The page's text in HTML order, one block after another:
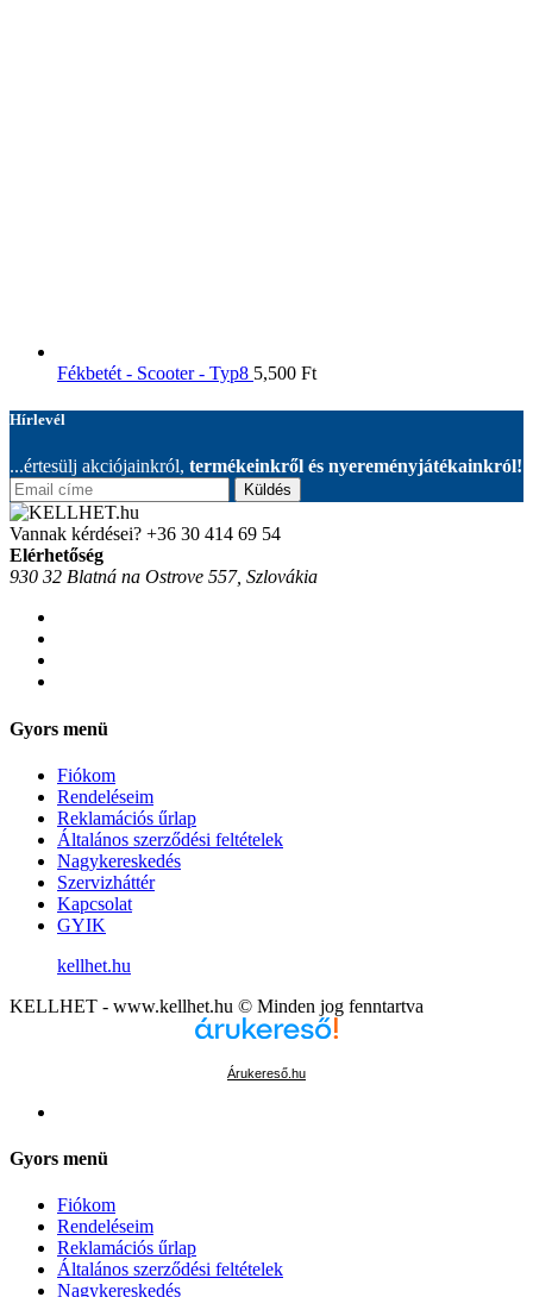
Fékbetét - Scooter - Typ8 5,500 Ft
Hírlevél
...értesülj akciójainkról, termékeinkről és nyereményjátékainkról!
Küldés
Vannak kérdései? +36 30 414 69 54
Elérhetőség
930 32 Blatná na Ostrove 557, Szlovákia
Gyors menü
Fiókom
Rendeléseim
Reklamációs űrlap
Általános szerződési feltételek
Nagykereskedés
Szervizháttér
Kapcsolat
GYIK
kellhet.hu
KELLHET - www.kellhet.hu © Minden jog fenntartva
Árukereső.hu
Gyors menü
Fiókom
Rendeléseim
Reklamációs űrlap
Általános szerződési feltételek
Nagykereskedés